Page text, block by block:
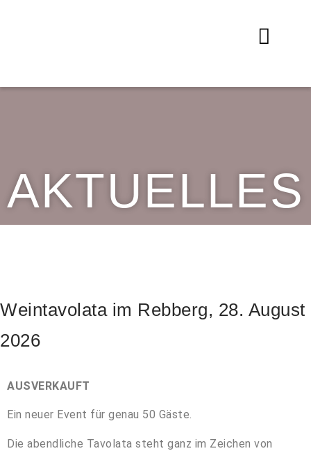
AKTUELLES
Weintavolata im Rebberg, 28. August
2026
AUSVERKAUFT
Ein neuer Event für genau 50 Gäste.
Die abendliche Tavolata steht ganz im Zeichen von